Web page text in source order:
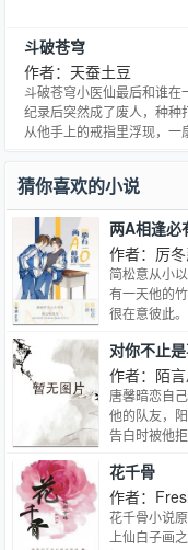
斗破苍穹
作者：天蚕土豆
斗破苍穹小医仙最后和谁
纪录后突然成了废人，种种
从他手上的戒指里浮现，一
猜你喜欢的小说
两A相逢必
作者：厉
简松意从小
有一天他的
很在意彼此
暖，讲述了
美好，让人
爷受X斯文败
对你不止
作者：陌
唐馨暗恋自
他的队友，
告白时被他
对上他那双
会再惦记了
花千骨
作者：
花千骨小说
上仙白子画